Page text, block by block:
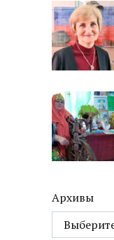
Архивы